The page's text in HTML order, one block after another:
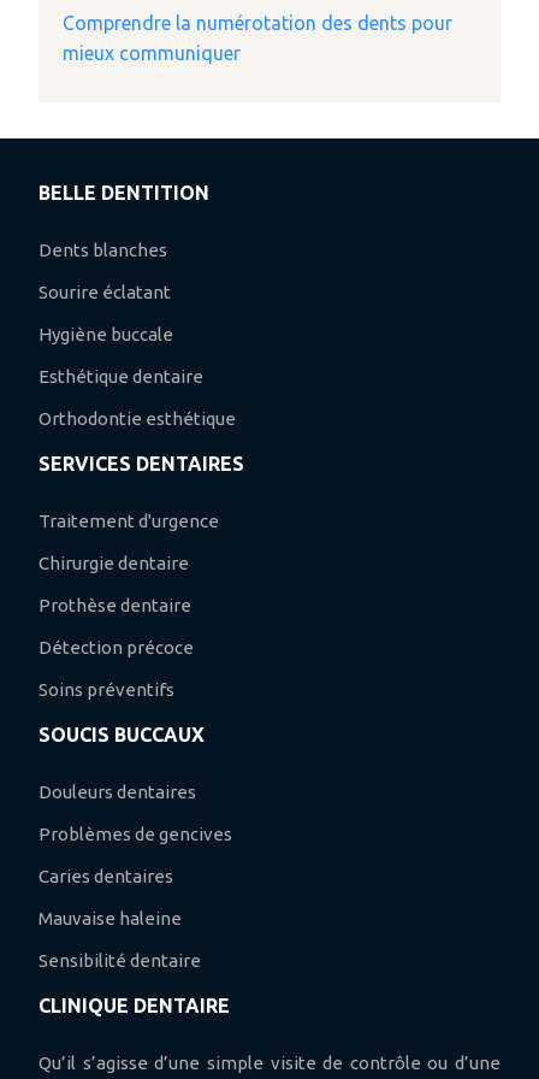
Comprendre la numérotation des dents pour
mieux communiquer
BELLE DENTITION
Dents blanches
Sourire éclatant
Hygiène buccale
Esthétique dentaire
Orthodontie esthétique
SERVICES DENTAIRES
Traitement d'urgence
Chirurgie dentaire
Prothèse dentaire
Détection précoce
Soins préventifs
SOUCIS BUCCAUX
Douleurs dentaires
Problèmes de gencives
Caries dentaires
Mauvaise haleine
Sensibilité dentaire
CLINIQUE DENTAIRE
Qu’il s’agisse d’une simple visite de contrôle ou d’une